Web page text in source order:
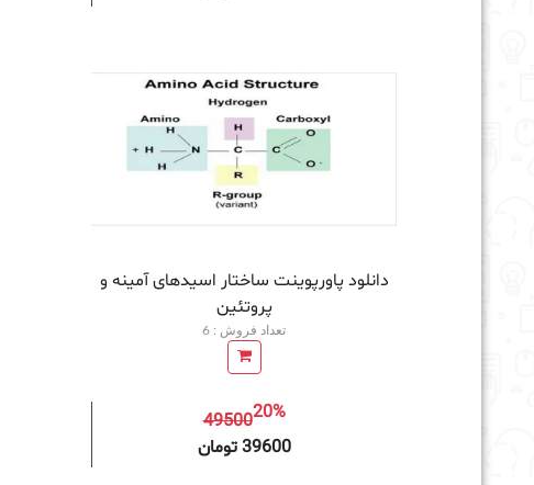
دانلود پاورپوینت ساختار اسیدهای آمینه و
پروتئین
تعداد فروش : 6
4950020%
39600 تومان